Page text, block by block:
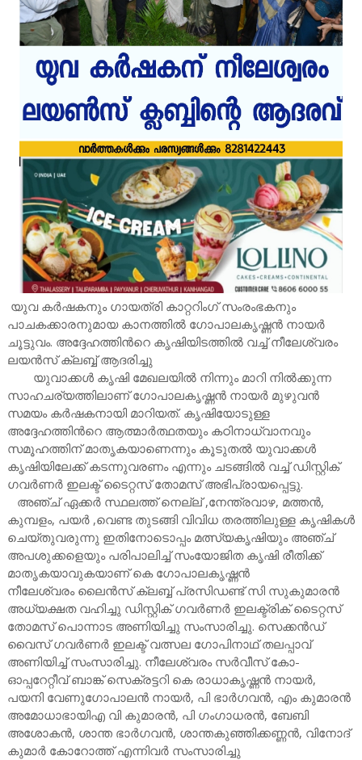
യുവ കർഷകനും ഗായത്രി കാറ്ററിംഗ് സംരംഭകനും
പാചകക്കാരനുമായ കാനത്തിൽ ഗോപാലകൃഷ്ണൻ നായർ
ചൂട്ടുവം. അദ്ദേഹത്തിൻറെ കൃഷിയിടത്തിൽ വച്ച് നീലേശ്വരം
ലയൻസ് ക്ലബ്ബ് ആദരിച്ചു
യുവാക്കൾ കൃഷി മേഖലയിൽ നിന്നും മാറി നിൽക്കുന്ന
സാഹചര്യത്തിലാണ് ഗോപാലകൃഷ്ണൻ നായർ മുഴുവൻ
സമയം കർഷകനായി മാറിയത്. കൃഷിയോടുള്ള
അദ്ദേഹത്തിൻറെ ആത്മാർത്ഥതയും കഠിനാധ്വാനവും
സമൂഹത്തിന് മാതൃകയാണെന്നും കൂടുതൽ യുവാക്കൾ
കൃഷിയിലേക്ക് കടന്നുവരണം എന്നും ചടങ്ങിൽ വച്ച് ഡിസ്റ്റിക്
ഗവർണർ ഇലക്ട് ടൈറ്റസ് തോമസ് അഭിപ്രായപ്പെട്ടു.
അഞ്ച് ഏക്കർ സ്ഥലത്ത് നെല്ല് ,നേന്ത്രവാഴ, മത്തൻ,
കുമ്പളം, പയർ ,വെണ്ട തുടങ്ങി വിവിധ തരത്തിലുള്ള കൃഷികൾ
ചെയ്തുവരുന്നു ഇതിനോടൊപ്പം മത്സ്യകൃഷിയും അഞ്ച്
അപശുക്കളെയും പരിപാലിച്ച് സംയോജിത കൃഷി രീതിക്ക്
മാതൃകയാവുകയാണ് കെ ഗോപാലകൃഷ്ണൻ
നീലേശ്വരം ലൈൻസ് ക്ലബ്ബ് പ്രസിഡണ്ട് സി സുകുമാരൻ
അധ്യക്ഷത വഹിച്ചു ഡിസ്റ്റിക് ഗവർണർ ഇലക്ട്രിക് ടൈറ്റസ്
തോമസ് പൊന്നാട അണിയിച്ചു സംസാരിച്ചു. സെക്കൻഡ്
വൈസ് ഗവർണർ ഇലക്ട് വത്സല ഗോപിനാഥ് തലപ്പാവ്
അണിയിച്ച് സംസാരിച്ചു. നീലേശ്വരം സർവീസ് കോ-
ഓപ്പറേറ്റീവ് ബാങ്ക് സെക്രട്ടറി കെ രാധാകൃഷ്ണൻ നായർ,
പയനി വേണുഗോപാലൻ നായർ, പി ഭാർഗവൻ, എം കുമാരൻ
അമോധാഭായിഎ വി കുമാരൻ, പി ഗംഗാധരൻ, ബേബി
അശോകൻ, ശാന്ത ഭാർഗവൻ, ശാന്തകുഞ്ഞിക്കണ്ണൻ, വിനോദ്
കുമാർ കോറോത്ത് എന്നിവർ സംസാരിച്ചു